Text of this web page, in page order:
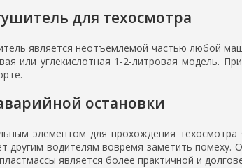
для техосмотра
является неотъемлемой частью любой
или углекислотная 1-2-литровая модель.
остановки
элементом для прохождения
другим водителям вовремя заметить помеху.
является более практичной и